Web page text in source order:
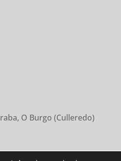
O Burgo (Culleredo)